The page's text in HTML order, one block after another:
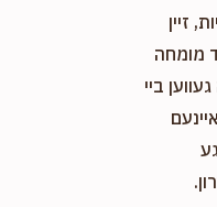
זיין
מומחה
ביי